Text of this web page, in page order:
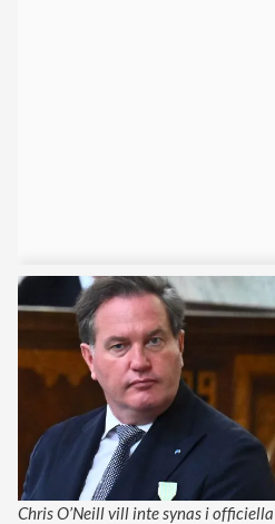
Chris O’Neill vill inte synas i